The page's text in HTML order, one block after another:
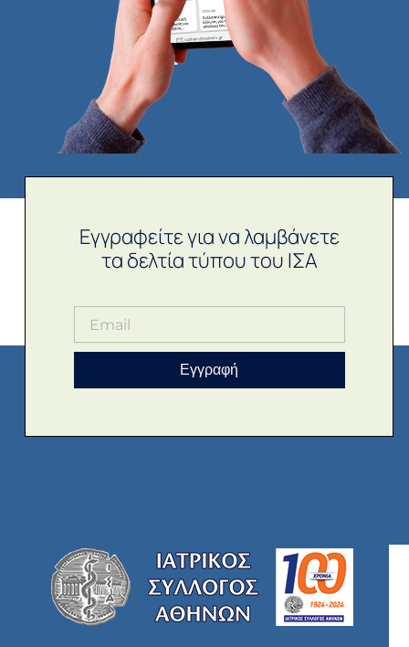
Εγγραφείτε για να λαμβάνετε
τα δελτία τύπου του ΙΣΑ
Εγγραφή